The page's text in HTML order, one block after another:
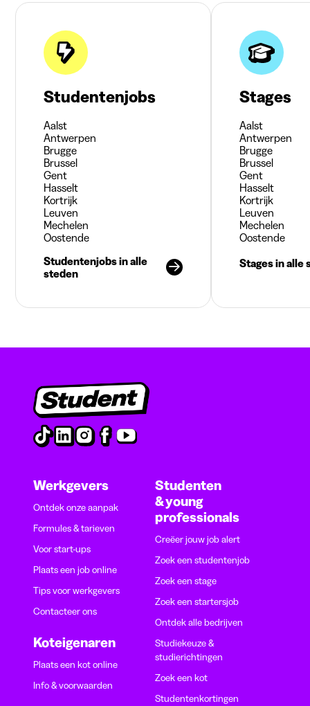
Studentenjobs
Aalst
Antwerpen
Brugge
Brussel
Gent
Hasselt
Kortrijk
Leuven
Mechelen
Oostende
Studentenjobs in alle
steden
Stages
Aalst
Antwerpen
Brugge
Brussel
Gent
Hasselt
Kortrijk
Leuven
Mechelen
Oostende
Stages in alle
Werkgevers
Ontdek onze aanpak
Formules & tarieven
Voor start-ups
Plaats een job online
Tips voor werkgevers
Contacteer ons
Koteigenaren
Plaats een kot online
Info & voorwaarden
Studenten
& young
professionals
Creëer jouw job alert
Zoek een studentenjob
Zoek een stage
Zoek een startersjob
Ontdek alle bedrijven
Studiekeuze &
studierichtingen
Zoek een kot
Studentenkortingen